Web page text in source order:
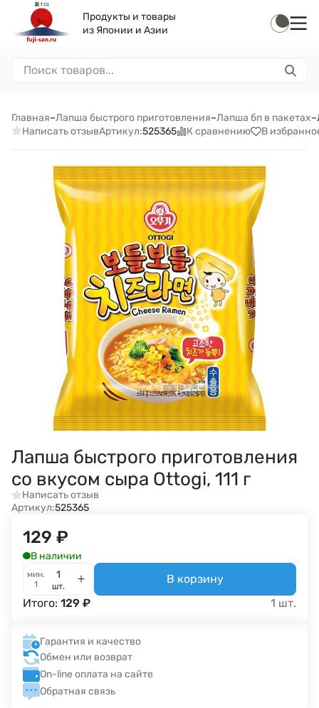
Продукты и товары
из Японии и Азии
Главная–Лапша быстрого приготовления–Лапша бп в пакетах–
Написать отзывАртикул:525365 К сравнению В
Лапша быстрого приготовления
со вкусом сыра Ottogi, 111 г
Написать отзыв
Артикул:525365
129 ₽
В наличии
мин.
1
шт.
В корзину
Итого: 129 ₽ 1 шт.
Гарантия и качество
Обмен или возврат
On-line оплата на сайте
Обратная связь